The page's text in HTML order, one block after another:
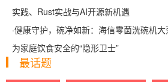
实践、Rust实战与AI开源新机遇
·健康守护，碗净如新：海信零菌洗碗机
为家庭饮食安全的“隐形卫士”
最话题